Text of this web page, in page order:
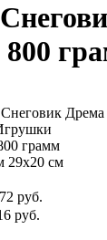
800
грамм
29х20 см
руб.
руб.